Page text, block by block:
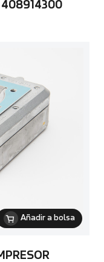
408914300
Añadir a bolsa